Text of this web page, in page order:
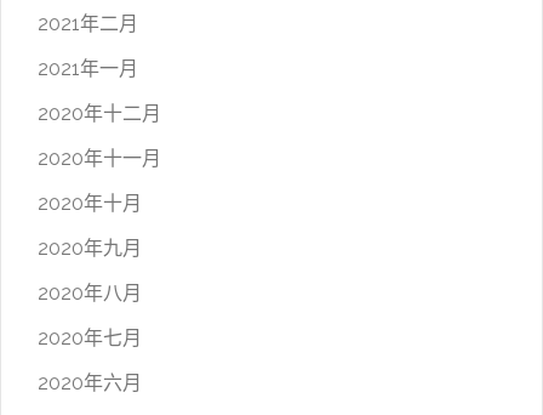
2021年二月
2021年一月
2020年十二月
2020年十一月
2020年十月
2020年九月
2020年八月
2020年七月
2020年六月